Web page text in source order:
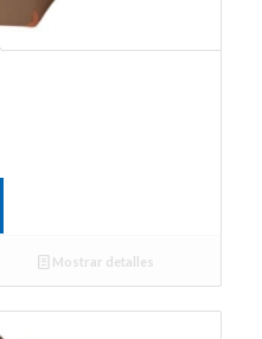
Mostrar detalles